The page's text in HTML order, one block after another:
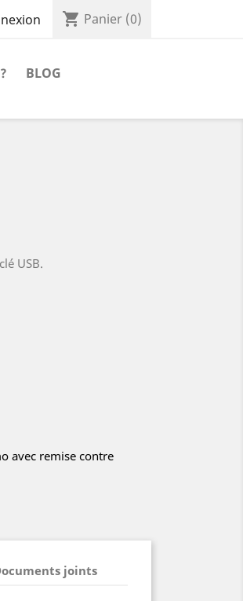
shopping_cart Panier (0)
BLOG
USB.
avec remise contre
joints